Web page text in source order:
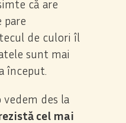
că are
pare
de culori îl
sunt mai
început.
vedem des la
cel mai